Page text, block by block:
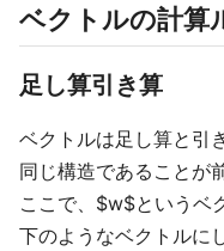
ベクトルの計算
足し算引き算
ベクトルは足し算と引
同じ構造であることが
ここで、$w$というベ
下のようなベクトルに